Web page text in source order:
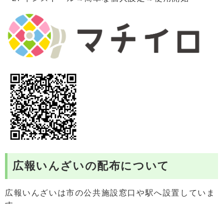
広報いんざいの配布について
広報いんざいは市の公共施設窓口や駅へ設置していま